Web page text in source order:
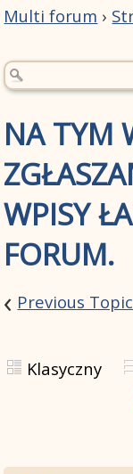
Multi forum ›
NA TYM
WPISY
FORUM.
‹ Previous Topic
Klasyczny